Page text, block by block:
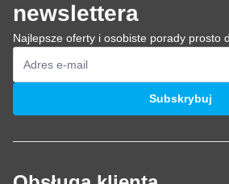
newslettera
Najlepsze oferty i osobiste porady prosto
Adres e-mail
Subskrybuj